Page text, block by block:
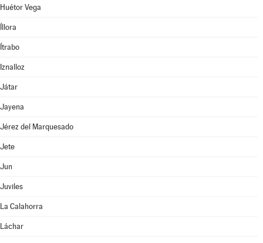
Huétor Vega
Íllora
Ítrabo
Iznalloz
Játar
Jayena
Jérez del Marquesado
Jete
Jun
Juviles
La Calahorra
Láchar